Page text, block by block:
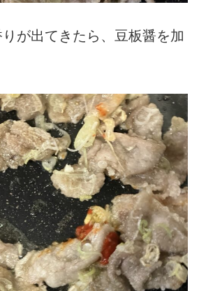
が出てきたら、豆板醤を加